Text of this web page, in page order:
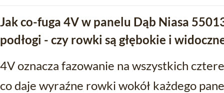
Jak co-fuga 4V w panelu Dąb Niasa
podłogi - czy rowki są głębokie i
4V oznacza fazowanie na wszystkich
co daje wyraźne rowki wokół każdego